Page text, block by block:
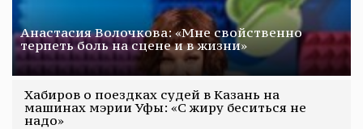
Анастасия Волочкова: «Мне свойственно
терпеть боль на сцене и в жизни»
Хабиров о поездках судей в Казань на
машинах мэрии Уфы: «С жиру беситься не
надо»